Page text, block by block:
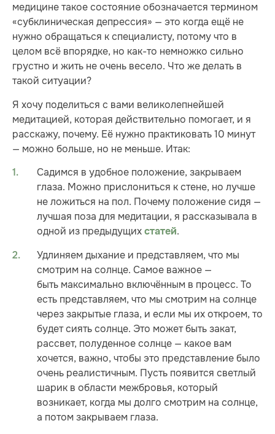
медицине такое состояние обозначается термином
«субклиническая депрессия» — это когда ещё не
нужно обращаться к специалисту, потому что в
целом всё впорядке, но как-то немножко сильно
грустно и жить не очень весело. Что же делать в
такой ситуации?
Я хочу поделиться с вами великолепнейшей
медитацией, которая действительно помогает, и я
расскажу, почему. Её нужно практиковать 10 минут
— можно больше, но не меньше. Итак:
Садимся в удобное положение, закрываем
глаза. Можно прислониться к стене, но лучше
не ложиться на пол. Почему положение сидя —
лучшая поза для медитации, я рассказывала в
одной из предыдущих статей.
Удлиняем дыхание и представляем, что мы
смотрим на солнце. Самое важное —
быть максимально включённым в процесс. То
есть представляем, что мы смотрим на солнце
через закрытые глаза, и если мы их откроем, то
будет сиять солнце. Это может быть закат,
рассвет, полуденное солнце — какое вам
хочется, важно, чтобы это представление было
очень реалистичным. Пусть появится светлый
шарик в области межбровья, который
возникает, когда мы долго смотрим на солнце,
а потом закрываем глаза.